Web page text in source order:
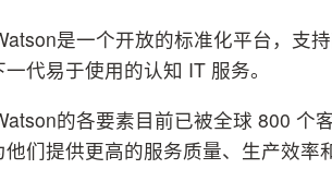
是一个开放的标准化平台，支
代易于使用的认知 IT 服务。
的各要素目前已被全球 800 个
们提供更高的服务质量、生产效率